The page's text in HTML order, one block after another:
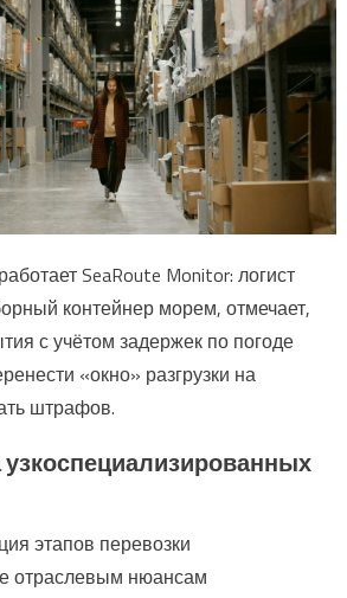
SeaRoute Monitor: логист
контейнер морем, отмечает,
с учётом задержек по погоде
«окно» разгрузки на
штрафов.
этапов перевозки
отраслевым нюансам